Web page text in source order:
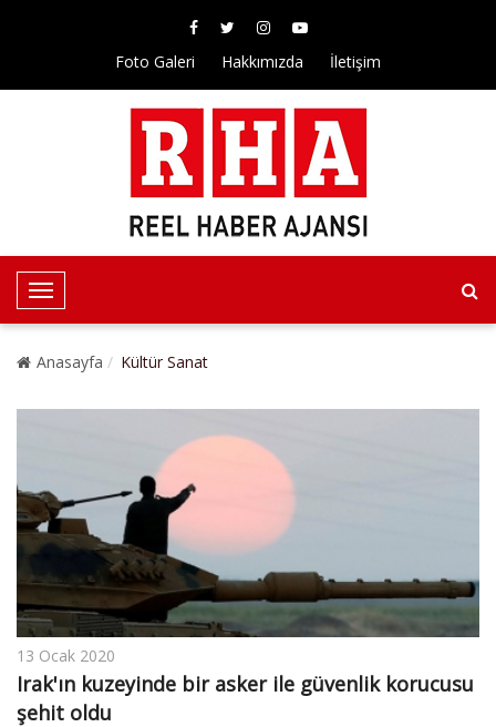
Foto Galeri Hakkımızda İletişim
T
o
g
v
i
a
t
i
o
n
Anasayfa Kültür Sanat
13 Ocak 2020
Irak'ın kuzeyinde bir asker ile güvenlik korucusu
şehit oldu